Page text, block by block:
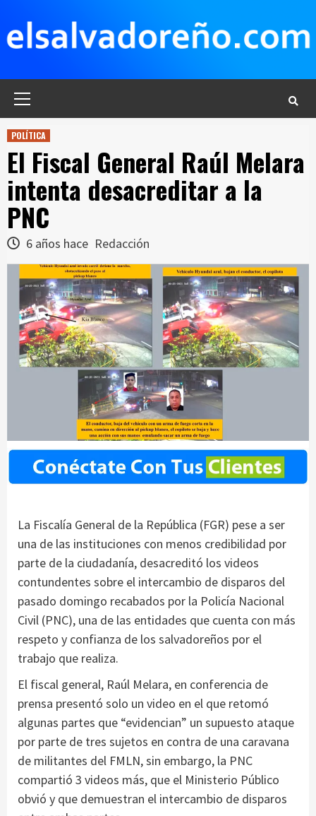
contenido
POLÍTICA
El Fiscal General Raúl Melara
intenta desacreditar a la
PNC
6 años hace Redacción
La Fiscalía General de la República (FGR) pese a ser
una de las instituciones con menos credibilidad por
parte de la ciudadanía, desacreditó los videos
contundentes sobre el intercambio de disparos del
pasado domingo recabados por la Policía Nacional
Civil (PNC), una de las entidades que cuenta con más
respeto y confianza de los salvadoreños por el
trabajo que realiza.
El fiscal general, Raúl Melara, en conferencia de
prensa presentó solo un video en el que retomó
algunas partes que “evidencian” un supuesto ataque
por parte de tres sujetos en contra de una caravana
de militantes del FMLN, sin embargo, la PNC
compartió 3 videos más, que el Ministerio Público
obvió y que demuestran el intercambio de disparos